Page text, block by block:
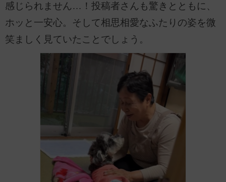
感じられません…！投稿者さんも驚きとともに、
ホッと一安心。そして相思相愛なふたりの姿を微
笑ましく見ていたことでしょう。